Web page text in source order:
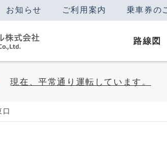
お知らせ ご利用案内 乗車券の
路線図
現在、平常通り運転しています。
口